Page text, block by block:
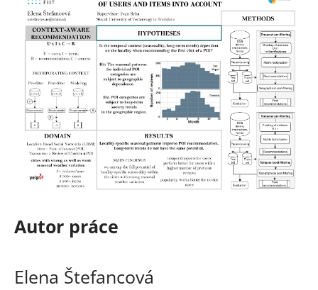
Autor práce
Elena Štefancová